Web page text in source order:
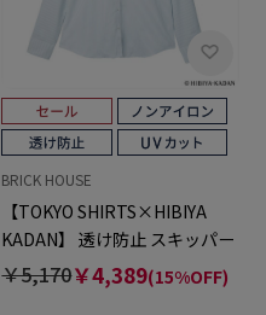
BRICK HOUSE
【TOKYO SHIRTS×HIBIYA
KADAN】 透け防止 スキッパー
長袖 形態安定 レディースシャ
￥5,170￥4,389(15%OFF)